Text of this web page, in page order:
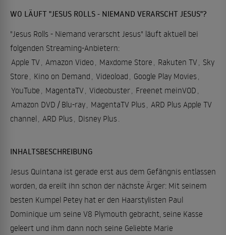
WO LÄUFT "JESUS ROLLS - NIEMAND VERARSCHT JESUS"?
"Jesus Rolls - Niemand verarscht Jesus" läuft aktuell bei
folgenden Streaming-Anbietern:
Apple TV Amazon Video Maxdome Store Rakuten TV Sky
Store
Kino on Demand Videoload Google Play Movies
YouTube
MagentaTV Videobuster Freenet meinVOD
Amazon DVD / Blu-ray MagentaTV Plus ARD Plus Apple TV
channel
ARD Plus Disney Plus
INHALTSBESCHREIBUNG
Jesus Quintana ist gerade erst aus dem Gefängnis entlassen
worden, da ereilt ihn schon der nächste Ärger: Mit seinem
besten Kumpel Petey hat er den Haarstylisten Paul
Dominique um seine V8 Plymouth gebracht, seine Kasse
geleert und ihm dann noch seine Geliebte Marie